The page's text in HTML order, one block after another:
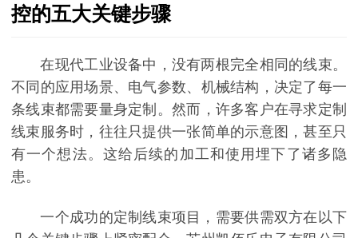
控的五大关键步骤
在现代工业设备中，没有两根完全相同的线束。
不同的应用场景、电气参数、机械结构，决定了每一
条线束都需要量身定制。然而，许多客户在寻求定制
线束服务时，往往只提供一张简单的示意图，甚至只
有一个想法。这给后续的加工和使用埋下了诸多隐
患。
一个成功的定制线束项目，需要供需双方在以下